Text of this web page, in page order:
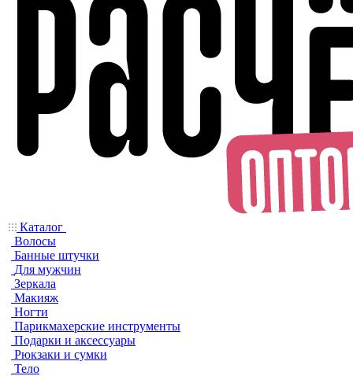
Каталог
Волосы
Банные штучки
Для мужчин
Зеркала
Макияж
Ногти
Парикмахерские инструменты
Подарки и аксессуары
Рюкзаки и сумки
Тело